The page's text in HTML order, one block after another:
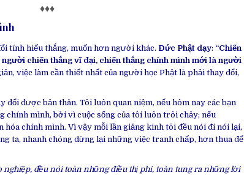
♦♦♦
tính hiếu thắng, muốn hơn người khác. Đức Phật dạy: “Chiến
chiến thắng vĩ đại, chiến thắng chính mình mới là người
việc làm cần thiết nhất của người học Phật là phải thay đổi,
đổi được bản thân. Tôi luôn quan niệm, nếu hôm nay các bạn
chính mình, bởi vì cuộc sống của tôi luôn trôi chảy; nếu
hóa chính mình. Vì vậy mỗi lần giảng kinh tôi đều nói đi nói lại,
ta, nhanh chóng dừng lại những việc tranh chấp, hơn thua để
nghiệp, đều nói toàn những điều thị phi, toàn tung ra những lời